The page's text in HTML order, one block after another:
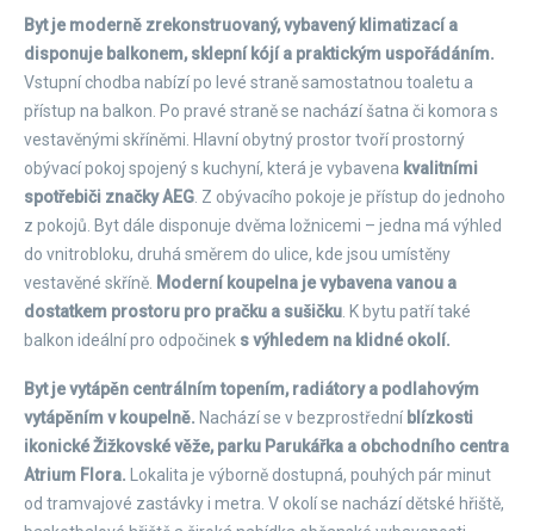
Byt je moderně zrekonstruovaný, vybavený klimatizací a
disponuje balkonem, sklepní kójí a praktickým uspořádáním.
Vstupní chodba nabízí po levé straně samostatnou toaletu a
přístup na balkon. Po pravé straně se nachází šatna či komora s
vestavěnými skříněmi. Hlavní obytný prostor tvoří prostorný
obývací pokoj spojený s kuchyní, která je vybavena kvalitními
spotřebiči značky AEG . Z obývacího pokoje je přístup do jednoho
z pokojů. Byt dále disponuje dvěma ložnicemi – jedna má výhled
do vnitrobloku, druhá směrem do ulice, kde jsou umístěny
vestavěné skříně. Moderní koupelna je vybavena vanou a
dostatkem prostoru pro pračku a sušičku . K bytu patří také
balkon ideální pro odpočinek s výhledem na klidné okolí.
Byt je vytápěn centrálním topením, radiátory a podlahovým
vytápěním v koupelně. Nachází se v bezprostřední blízkosti
ikonické Žižkovské věže, parku Parukářka a obchodního centra
Atrium Flora. Lokalita je výborně dostupná, pouhých pár minut
od tramvajové zastávky i metra. V okolí se nachází dětské hřiště,